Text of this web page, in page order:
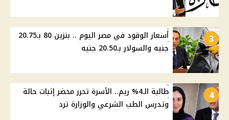
3
أسعار الوقود في مصر اليوم .. بنزين 80 بـ20.75
جنيه والسولار بـ20.50 جنيه
4
طالبة الـ4% ريم.. الأسرة تحرر محضر إثبات حالة
وتدرس الطب الشرعي والوزارة ترد